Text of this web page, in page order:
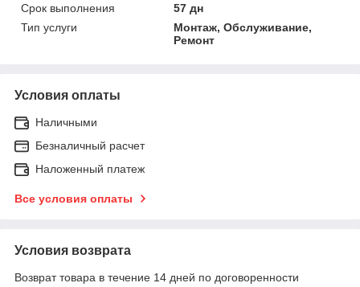
Срок выполнения
57 дн
Тип услуги
Монтаж, Обслуживание,
Ремонт
Условия оплаты
Наличными
Безналичный расчет
Наложенный платеж
Все условия оплаты
Условия возврата
Возврат товара в течение 14 дней по договоренности